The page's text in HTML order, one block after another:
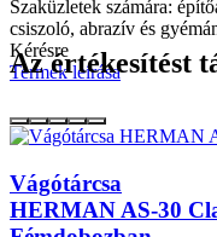
Szaküzletek számára:
csiszoló, abrazív és
Kérésre
Termék leírása
Az értékesítést
Vágótárcsa
HERMAN AS-30